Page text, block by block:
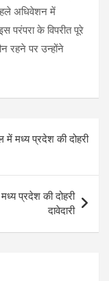
अधिवेशन में
परंपरा के विपरीत पूरे
रहने पर उन्होंने
में मध्य प्रदेश की दोहरी
प्रदेश की दोहरी
दावेदारी